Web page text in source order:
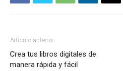
Artículo anterior
Crea tus libros digitales de
manera rápida y fácil